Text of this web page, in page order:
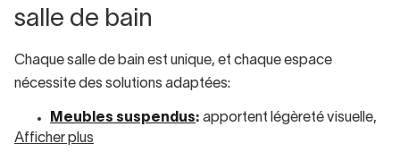
salle de bain
Chaque salle de bain est unique, et chaque espace
nécessite des solutions adaptées:
Meubles suspendus: apportent légèreté visuelle,
facilitent le nettoyage, parfaits pour petites ou
Afficher plus